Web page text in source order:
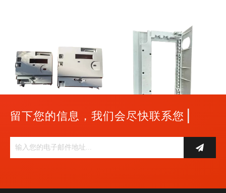
留下您的信息，我们会尽快联系您 |